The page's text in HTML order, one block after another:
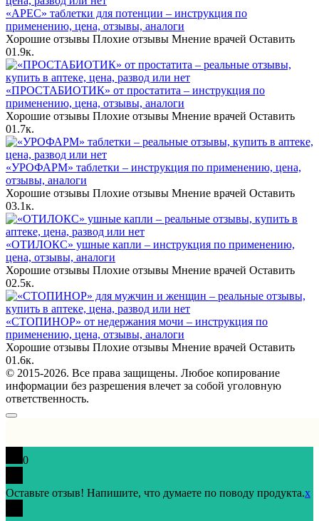
«АРЕС» таблетки для потенции – инструкция по
применению, цена, отзывы, аналоги
Хорошие отзывы Плохие отзывы Мнение врачей Оставить
01.9к.
«ПРОСТАБИОТИК» от простатита – инструкция по
применению, цена, отзывы, аналоги
Хорошие отзывы Плохие отзывы Мнение врачей Оставить
01.7к.
«УРОФАРМ» таблетки – инструкция по применению, цена,
отзывы, аналоги
Хорошие отзывы Плохие отзывы Мнение врачей Оставить
03.1к.
«ОТИЛОКС» ушные капли – инструкция по применению,
цена, отзывы, аналоги
Хорошие отзывы Плохие отзывы Мнение врачей Оставить
02.5к.
«СТОПИНОР» от недержания мочи – инструкция по
применению, цена, отзывы, аналоги
Хорошие отзывы Плохие отзывы Мнение врачей Оставить
01.6к.
© 2015-2026. Все права защищены. Любое копирование
информации без разрешения влечет за собой уголовную
ответственность.
0
Оставьте отзыв! Напишите, что думаете по поводу продукта.x